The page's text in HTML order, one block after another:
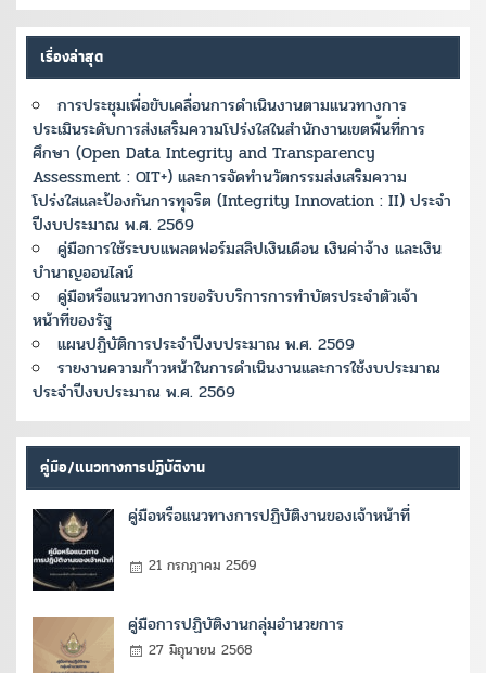
เรื่องล่าสุด
การประชุมเพื่อขับเคลื่อนการดำเนินงานตามแนวทางการ
ประเมินระดับการส่งเสริมความโปร่งใสในสำนักงานเขตพื้นที่การ
ศึกษา (Open Data Integrity and Transparency
Assessment : OIT+) และการจัดทำนวัตกรรมส่งเสริมความ
โปร่งใสและป้องกันการทุจริต (Integrity Innovation : II) ประจำ
ปีงบประมาณ พ.ศ. 2569
คู่มือการใช้ระบบแพลตฟอร์มสลิปเงินเดือน เงินค่าจ้าง และเงิน
บำนาญออนไลน์
คู่มือหรือแนวทางการขอรับบริการการทำบัตรประจำตัวเจ้า
หน้าที่ของรัฐ
แผนปฏิบัติการประจำปีงบประมาณ พ.ศ. 2569
รายงานความก้าวหน้าในการดำเนินงานและการใช้งบประมาณ
ประจำปีงบประมาณ พ.ศ. 2569
คู่มือ/แนวทางการปฏิบัติงาน
คู่มือหรือแนวทางการปฏิบัติงานของเจ้าหน้าที่
21 กรกฎาคม 2569
คู่มือการปฏิบัติงานกลุ่มอำนวยการ
27 มิถุนายน 2568